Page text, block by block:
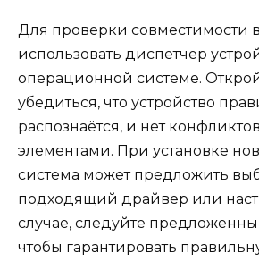
Для проверки совместимости
использовать диспетчер
операционной системе.
убедиться, что устройство
распознаётся, и нет
элементами. При установке
система может предложить
подходящий драйвер или
случае, следуйте
чтобы гарантировать